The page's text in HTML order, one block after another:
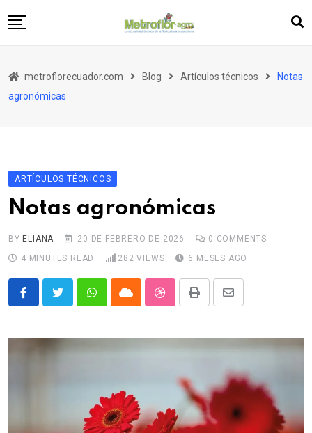
to
Entrevistas
metroflorecuador.com Blog Artículos técnicos
Notas
agronómicas
ARTÍCULOS TÉCNICOS
Notas agronómicas
BY ELIANA 20 DE FEBRERO DE 2026 0 COMMENTS
4 MINUTES READ
282 VIEWS 6 MESES AGO
WhatsappCloud StumbleUpon
Print
Share
Email